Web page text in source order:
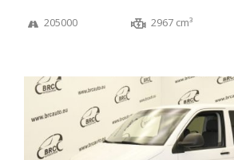
205000 2967 cm³
36